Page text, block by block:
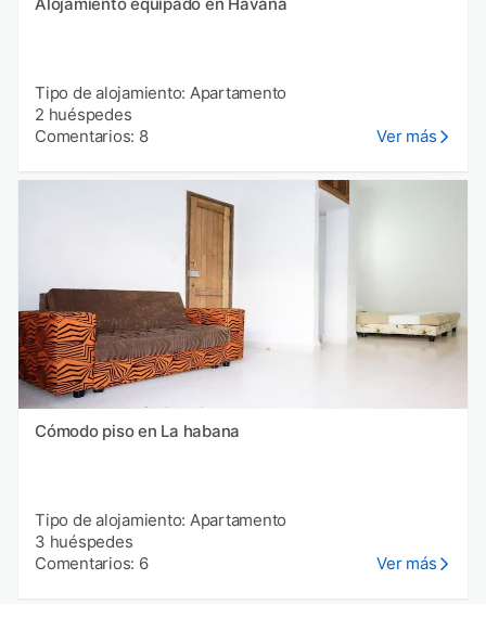
Tipo de alojamiento: Apartamento
2 huéspedes
Comentarios: 8
Ver más
Cómodo piso en La habana
Tipo de alojamiento: Apartamento
3 huéspedes
Comentarios: 6
Ver más